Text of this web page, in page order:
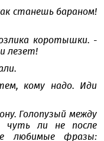
станешь бараном!
коротышки. -
лезет!
кому надо. Иди
Голопузый между
чуть ли не после
любимые фразы: